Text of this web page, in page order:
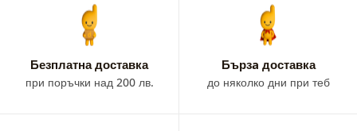
Безплатна доставка
при поръчки над 200 лв.
Бързa доставка
до няколко дни при теб